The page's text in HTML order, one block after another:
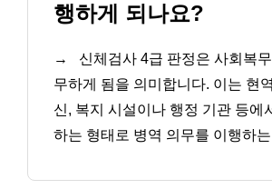
행하게 되나요?
→
신체검사 4급 판정은 사회복
무하게 됨을 의미합니다. 이는 현
신, 복지 시설이나 행정 기관 등에
하는 형태로 병역 의무를 이행하